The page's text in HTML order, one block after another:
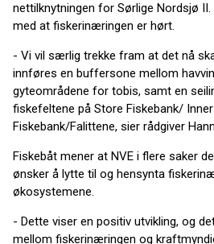
nettilknytningen for Sørlige Nordsjø
med at fiskerinæringen er hørt.
- Vi vil særlig trekke fram at det nå
innføres en buffersone mellom
gyteområdene for tobis, samt en
fiskefeltene på Store Fiskebank/
Fiskebank/Falittene, sier rådgiver
Fiskebåt mener at NVE i flere saker
ønsker å lytte til og hensynta
økosystemene.
- Dette viser en positiv utvikling, og
mellom fiskerinæringen og